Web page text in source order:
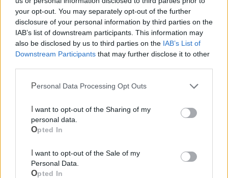
your opt-out. You may separately opt-out of the further
disclosure of your personal information by third parties on the
IAB’s list of downstream participants. This information may
also be disclosed by us to third parties on the IAB’s List of
Downstream Participants that may further disclose it to other
Personal Data Processing Opt Outs
personal data.
Opted In
Personal Data.
Opted In
Polizia Locale
Ecocentro e rifiuti